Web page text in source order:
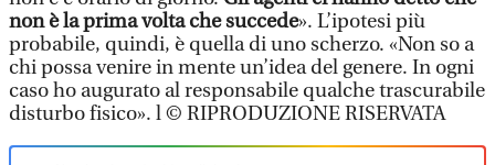
non è la prima volta che succede». L’ipotesi più
probabile, quindi, è quella di uno scherzo. «Non so a
chi possa venire in mente un’idea del genere. In ogni
caso ho augurato al responsabile qualche trascurabile
disturbo fisico». l © RIPRODUZIONE RISERVATA